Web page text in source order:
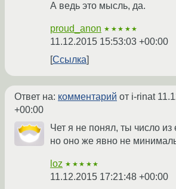
А ведь это мысль, да.
proud_anon ★★★★★
11.12.2015 15:53:03 +00:00
Ссылка
Ответ на: комментарий от i-rinat
+00:00
Чет я не понял, ты число из
но оно же явно не
loz ★★★★★
11.12.2015 17:21:48 +00:00